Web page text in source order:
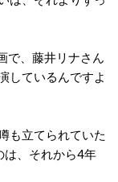
で、藤井リナさん
しているんですよ
も立てられていた
は、それから4年